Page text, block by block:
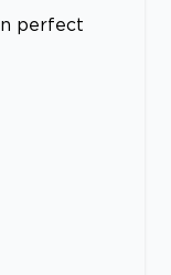
perfect